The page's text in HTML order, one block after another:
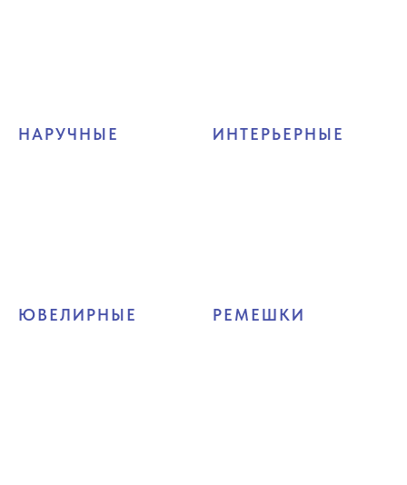
НАРУЧНЫЕ ИНТЕРЬЕРНЫЕ
ЮВЕЛИРНЫЕ РЕМЕШКИ